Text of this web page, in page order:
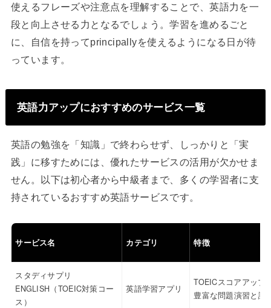
使えるフレーズや注意点を理解することで、英語力を一
段と向上させる力となるでしょう。学習を進めるごと
に、自信を持ってprincipallyを使えるようになる日が待
っています。
英語力アップにおすすめのサービス一覧
英語の勉強を「知識」で終わらせず、しっかりと「実
践」に移すためには、優れたサービスの活用が欠かせま
せん。以下は初心者から中級者まで、多くの学習者に支
持されているおすすめ英語サービスです。
サービス名 カテゴリ 特徴
スタディサプリ
ENGLISH（TOEIC対策コー
ス）
英語学習アプリ
TOEICスコアアップ
豊富な問題演習と講